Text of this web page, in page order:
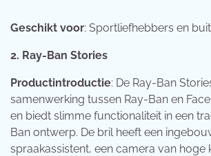
Geschikt voor: Sportliefhebbers en
2. Ray-Ban Stories
Productintroductie: De Ray-Ban
samenwerking tussen Ray-Ban en
en biedt slimme functionaliteit in een
Ban ontwerp. De bril heeft een
spraakassistent, een camera van hoge